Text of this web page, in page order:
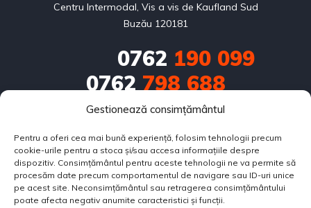
Gestionează consimțământul
Pentru a oferi cea mai bună experiență, folosim tehnologii precum
cookie-urile pentru a stoca și/sau accesa informațiile despre
dispozitiv. Consimțământul pentru aceste tehnologii ne va permite să
procesăm date precum comportamentul de navigare sau ID-uri unice
pe acest site. Neconsimțământul sau retragerea consimțământului
poate afecta negativ anumite caracteristici și funcții.
Centru Intermodal, Vis a vis de Kaufland Sud
Buzău 120181
0762 190 099
0762798 688
686 714
contact@bestautorulate.ro
Calea Eroilor nr.2, zona Centru Intermodal, Vis a vis de
Kaufland Sud Buzău 120181